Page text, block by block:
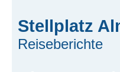
Stellplatz
Reiseberichte